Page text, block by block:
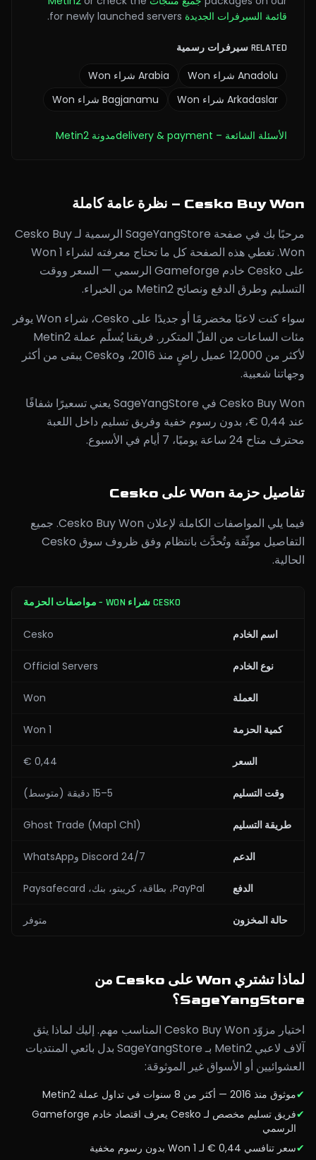
قائمة السيرفرات الجديدة for newly launched servers.
RELATED سيرفرات رسمية
Anadolu شراء Won Arabia شراء Won
Arkadaslar شراء Won Bagjanamu شراء Won
الأسئلة الشائعة – delivery & payment مدونة Metin2
Cesko Buy Won – نظرة عامة كاملة
مرحبًا بك في صفحة SageYangStore الرسمية لـ Cesko Buy
Won. تغطي هذه الصفحة كل ما تحتاج معرفته لشراء 1 Won
على Cesko خادم Gameforge الرسمي — السعر ووقت
التسليم وطرق الدفع ونصائح Metin2 من الخبراء.
سواء كنت لاعبًا مخضرمًا أو جديدًا على Cesko، شراء Won يوفر
مئات الساعات من الفلّ المتكرر. فريقنا يُسلّم عملة Metin2
لأكثر من 12,000 عميل راضٍ منذ 2016، وCesko يبقى من أكثر
وجهاتنا شعبية.
Cesko Buy Won في SageYangStore يعني تسعيرًا شفافًا
عند 0,44 €، بدون رسوم خفية وفريق تسليم داخل اللعبة
محترف متاح 24 ساعة يوميًا، 7 أيام في الأسبوع.
تفاصيل حزمة Won على Cesko
فيما يلي المواصفات الكاملة لإعلان Cesko Buy Won. جميع
التفاصيل موثّقة وتُحدَّث بانتظام وفق ظروف سوق Cesko
الحالية.
CESKO شراء WON – مواصفات الحزمة
اسم الخادم Cesko
نوع الخادم Official Servers
العملة Won
كمية الحزمة 1 Won
السعر 0,44 €
وقت التسليم 5–15 دقيقة (متوسط)
طريقة التسليم Ghost Trade (Map1 Ch1)
الدعم 24/7 Discord وWhatsApp
الدفع PayPal، بطاقة، كريبتو، بنك، Paysafecard
حالة المخزون متوفر
لماذا تشتري Won على Cesko من
SageYangStore؟
اختيار مزوّد Cesko Buy Won المناسب مهم. إليك لماذا يثق
آلاف لاعبي Metin2 بـ SageYangStore بدل بائعي المنتديات
العشوائيين أو الأسواق غير الموثوقة:
✔موثوق منذ 2016 — أكثر من 8 سنوات في تداول عملة Metin2
✔
فريق تسليم مخصص لـ Cesko يعرف اقتصاد خادم Gameforge
الرسمي
✔سعر تنافسي 0,44 € لـ 1 Won بدون رسوم مخفية